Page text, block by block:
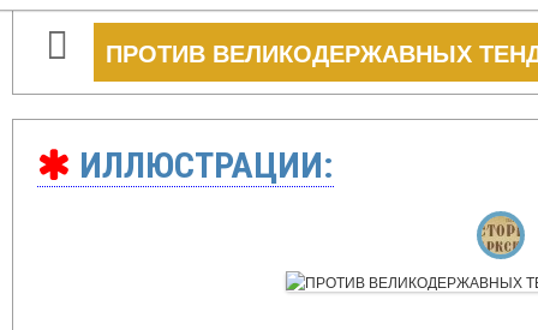
ПРОТИВ ВЕЛИКОДЕРЖАВНЫХ
ИЛЛЮСТРАЦИИ: